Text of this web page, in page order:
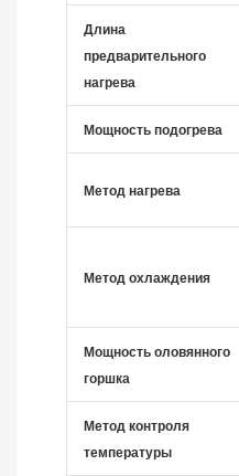
Длина
предварительного
нагрева
Мощность подогрева
Метод нагрева
Метод охлаждения
Мощность оловянного
горшка
Метод контроля
температуры